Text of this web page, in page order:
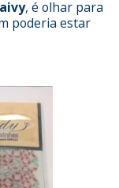
, é olhar para
poderia estar